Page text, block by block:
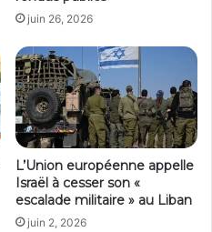
juin 26, 2026
L’Union européenne appelle
Israël à cesser son «
escalade militaire » au Liban
juin 2, 2026